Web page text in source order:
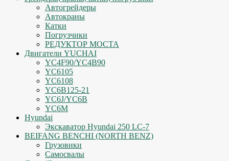
Автогрейдеры
Автокраны
Катки
Погрузчики
РЕДУКТОР МОСТА
Двигатели YUCHAI
YC4F90/YC4B90
YC6105
YC6108
YC6B125-21
YC6J/YC6B
YC6M
Hyundai
Экскаватор Hyundai 250 LC-7
BEIFANG BENCHI (NORTH BENZ)
Грузовики
Самосвалы